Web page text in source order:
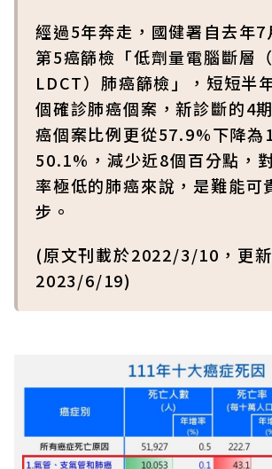
經過5年奔走，國健署自去年7
第5癌篩檢「低劑量電腦斷層
LDCT）肺癌篩檢」，短短半
個確診肺癌個案，新診斷的4
癌個案比例更從57.9%下降為
50.1%，減少近8個百分點，
率極低的肺癌來說，是難能可
步。
(原文刊載於2022/3/10，更
2023/6/19)